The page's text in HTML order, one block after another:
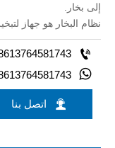
إلى بخار.
نظام البخار هو جهاز


 اتصل بنا